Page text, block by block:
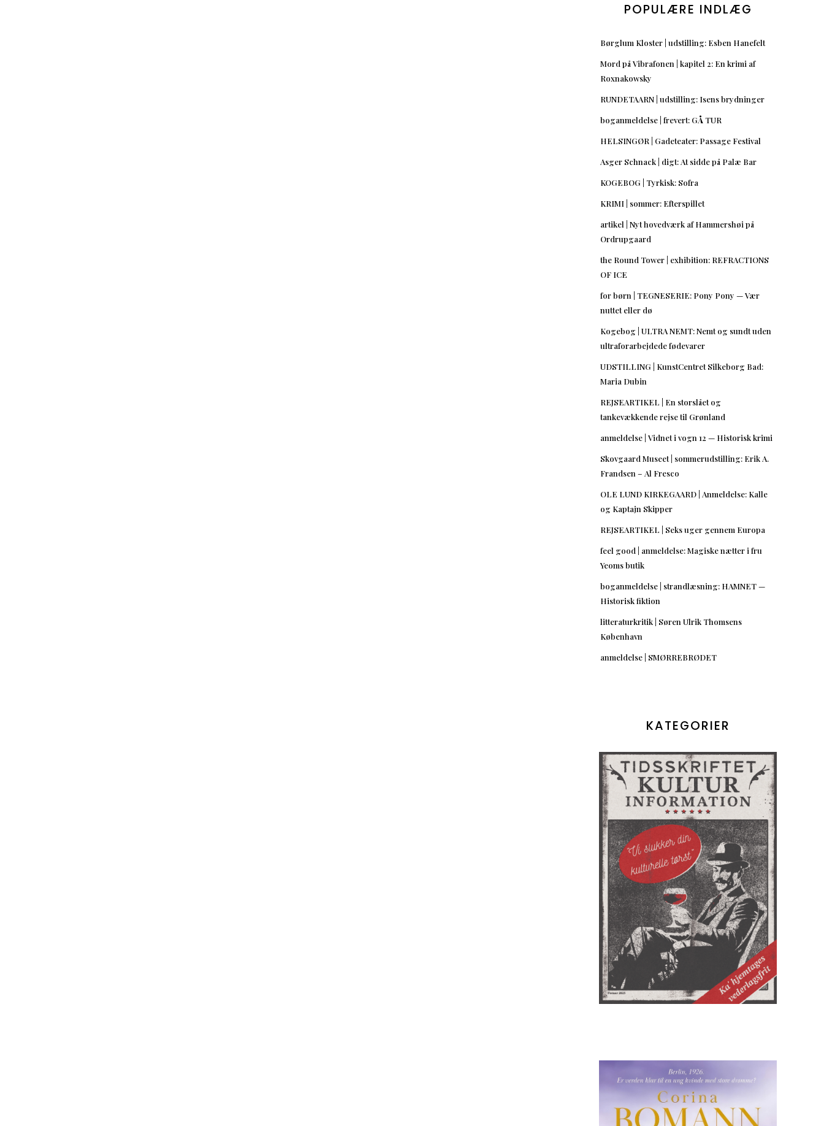
POPULÆRE INDLÆG
Børglum Kloster | udstilling: Esben Hanefelt
Mord på Vibrafonen | kapitel 2: En krimi af
Roxnakowsky
RUNDETAARN | udstilling: Isens brydninger
boganmeldelse | frevert: GÅ TUR
HELSINGØR | Gadeteater: Passage Festival
Asger Schnack | digt: At sidde på Palæ Bar
KOGEBOG | Tyrkisk: Sofra
KRIMI | sommer: Efterspillet
artikel | Nyt hovedværk af Hammershøi på
Ordrupgaard
the Round Tower | exhibition: REFRACTIONS
OF ICE
for børn | TEGNESERIE: Pony Pony — Vær
nuttet eller dø
Kogebog | ULTRA NEMT: Nemt og sundt uden
ultraforarbejdede fødevarer
UDSTILLING | KunstCentret Silkeborg Bad:
Maria Dubin
REJSEARTIKEL | En storslået og
tankevækkende rejse til Grønland
anmeldelse | Vidnet i vogn 12 — Historisk krimi
Skovgaard Museet | sommerudstilling: Erik A.
Frandsen – Al Fresco
OLE LUND KIRKEGAARD | Anmeldelse: Kalle
og Kaptajn Skipper
REJSEARTIKEL | Seks uger gennem Europa
feel good | anmeldelse: Magiske nætter i fru
Yeoms butik
boganmeldelse | strandlæsning: HAMNET —
Historisk fiktion
litteraturkritik | Søren Ulrik Thomsens
København
anmeldelse | SMØRREBRØDET
KATEGORIER